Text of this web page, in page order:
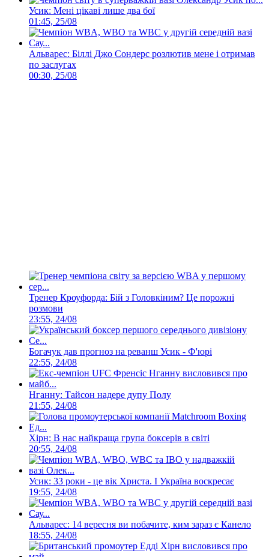
Усик: Мені цікаві лише два бої
01:45, 25/08
Альварес: Біллі Джо Сондерс розлютив мене і отримав
по заслугах
00:30, 25/08
Тренер Кроуфорда: Бій з Головкіним? Це порожні
розмови
23:55, 24/08
Богачук дав прогноз на реванш Усик - Ф'юрі
22:55, 24/08
Нганну: Тайсон надере дупу Полу
21:55, 24/08
Хірн: В нас найкраща група боксерів в світі
20:55, 24/08
Усик: 33 роки - це вік Христа. І Україна воскресає
19:55, 24/08
Альварес: 14 вересня ви побачите, ким зараз є Канело
18:55, 24/08